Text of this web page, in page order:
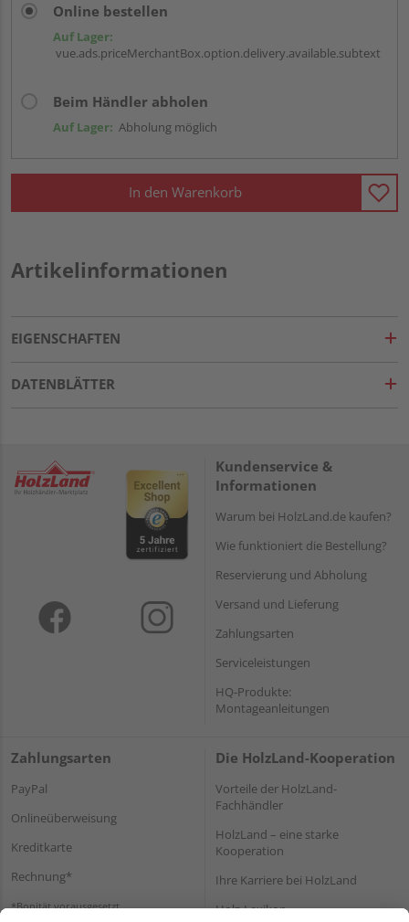
Online bestellen
Auf Lager:
vue.ads.priceMerchantBox.option.delivery.available.subtext
Beim Händler abholen
Auf Lager: Abholung möglich
In den Warenkorb
Artikelinformationen
EIGENSCHAFTEN
DATENBLÄTTER
Kundenservice &
Informationen
Warum bei HolzLand.de kaufen?
Wie funktioniert die Bestellung?
Reservierung und Abholung
Versand und Lieferung
Zahlungsarten
Serviceleistungen
HQ-Produkte:
Montageanleitungen
Zahlungsarten
PayPal
Onlineüberweisung
Kreditkarte
Rechnung*
*Bonität vorausgesetzt
Die HolzLand-Kooperation
Vorteile der HolzLand-
Fachhändler
HolzLand – eine starke
Kooperation
Ihre Karriere bei HolzLand
Holz-Lexikon